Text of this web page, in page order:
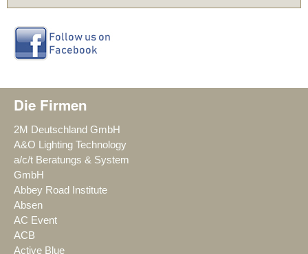
Die Firmen
2M Deutschland GmbH
A&O Lighting Technology
a/c/t Beratungs & System
GmbH
Abbey Road Institute
Absen
AC Event
ACB
Active Blue